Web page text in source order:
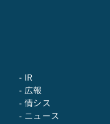
- IR
- 広報
- 情シス
- ニュース